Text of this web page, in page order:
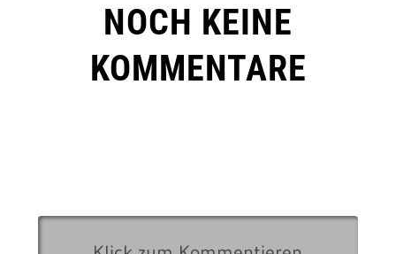
NOCH KEINE
KOMMENTARE